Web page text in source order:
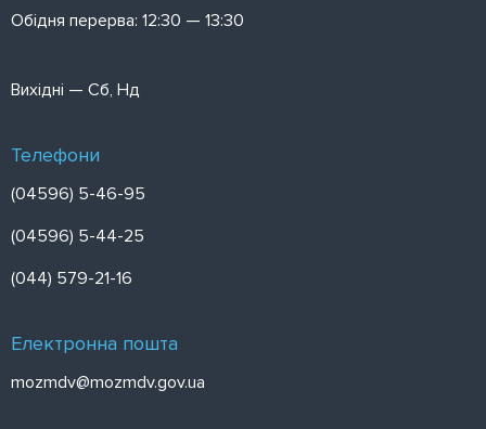
Обідня перерва: 12:30 — 13:30
Вихідні — Сб, Нд
Телефони
(04596) 5-46-95
(04596) 5-44-25
(044) 579-21-16
Електронна пошта
mozmdv@mozmdv.gov.ua